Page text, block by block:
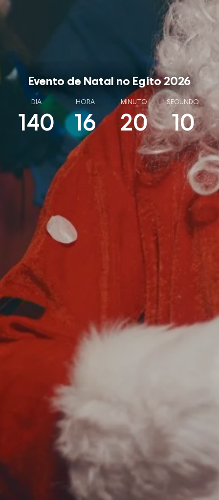
Evento de Natal no Egito 2026
DIA
140
HORA
16
MINUTO
20
SEGUNDO
09